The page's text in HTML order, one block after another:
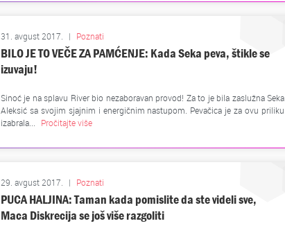
31. avgust 2017. | Poznati
BILO JE TO VEČE ZA PAMĆENJE: Kada Seka peva, štikle se
izuvaju!
Sinoć je na splavu River bio nezaboravan provod! Za to je bila zaslužna Seka
Aleksić sa svojim sjajnim i energičnim nastupom. Pevačica je za ovu priliku
izabrala...
Pročitajte više
29. avgust 2017. | Poznati
PUCA HALJINA: Taman kada pomislite da ste videli sve,
Maca Diskrecija se još više razgoliti